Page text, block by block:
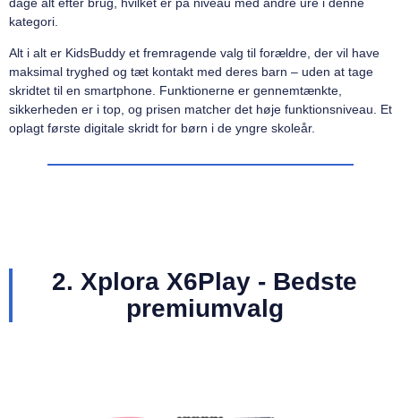
kategori.
Alt i alt er KidsBuddy et fremragende valg til forældre, der vil have
maksimal tryghed og tæt kontakt med deres barn – uden at tage
skridtet til en smartphone. Funktionerne er gennemtænkte,
sikkerheden er i top, og prisen matcher det høje funktionsniveau. Et
oplagt første digitale skridt for børn i de yngre skoleår.
2. Xplora X6Play - Bedste
premiumvalg